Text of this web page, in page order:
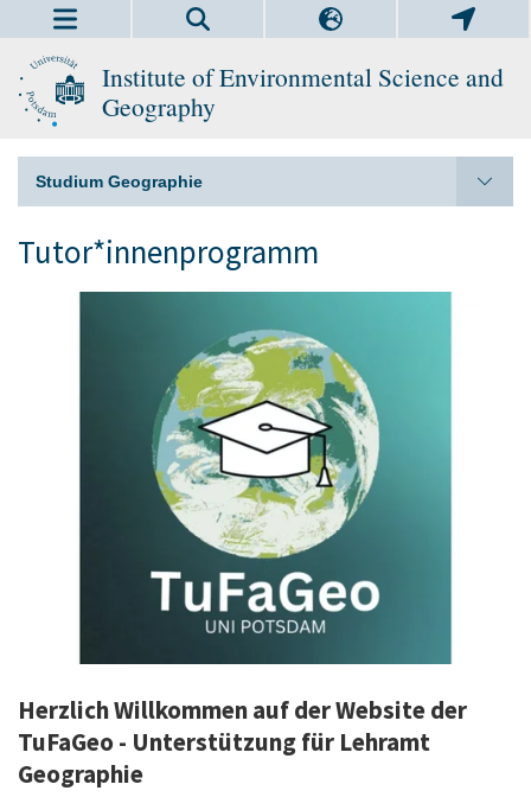
Institute of Environmental Science and
Geography
Studium Geographie
Tutor*innenprogramm
Herzlich Willkommen auf der Website der
TuFaGeo - Unterstützung für Lehramt
Geographie